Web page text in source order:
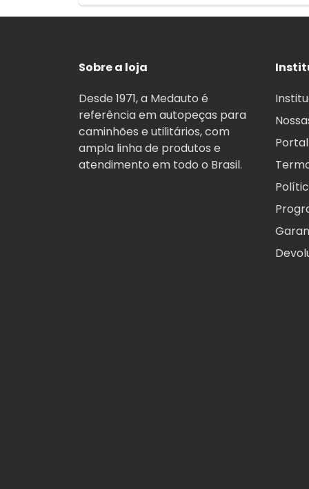
Sobre a loja
Desde 1971, a Medauto é
referência em autopeças para
caminhões e utilitários, com
ampla linha de produtos e
atendimento em todo o Brasil.